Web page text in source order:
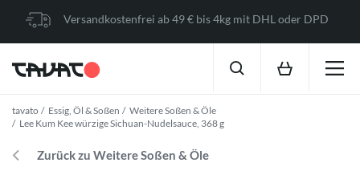
Versandkostenfrei ab 49 € bis 4kg mit DHL oder DPD
tavato Essig, Öl & Soßen
Weitere Soßen & Öle
Lee Kum Kee würzige Sichuan-Nudelsauce, 368 g
Zurück zu Weitere Soßen & Öle